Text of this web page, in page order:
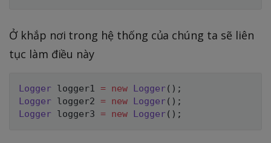
Ở khắp nơi trong hệ thống của chúng ta sẽ liên
tục làm điều này
Logger logger1 = new Logger( ) ;
Logger logger2 = new Logger( ) ;
Logger logger3 = new Logger( ) ;